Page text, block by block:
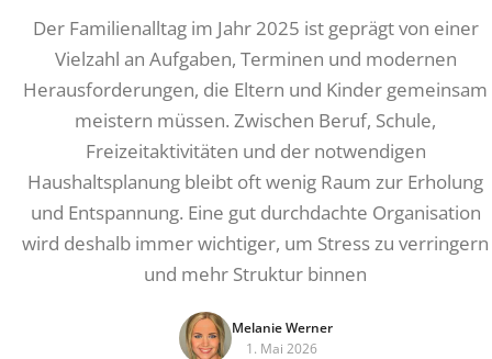
Der Familienalltag im Jahr 2025 ist geprägt von einer
Vielzahl an Aufgaben, Terminen und modernen
Herausforderungen, die Eltern und Kinder gemeinsam
meistern müssen. Zwischen Beruf, Schule,
Freizeitaktivitäten und der notwendigen
Haushaltsplanung bleibt oft wenig Raum zur Erholung
und Entspannung. Eine gut durchdachte Organisation
wird deshalb immer wichtiger, um Stress zu verringern
und mehr Struktur binnen
Melanie Werner
1. Mai 2026